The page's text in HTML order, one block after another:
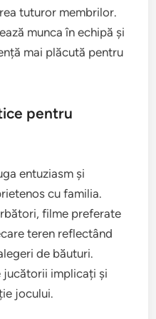
tuturor membrilor.
munca în echipă și
mai plăcută pentru
pentru
entuziasm și
cu familia.
filme preferate
teren reflectând
de băuturi.
jucătorii implicați și
jocului.